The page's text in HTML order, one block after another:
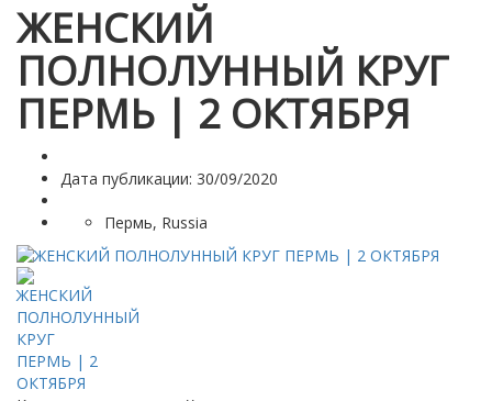
ЖЕНСКИЙ
ПОЛНОЛУННЫЙ КРУГ
ПЕРМЬ | 2 ОКТЯБРЯ
Дата публикации: 30/09/2020
Пермь, Russia